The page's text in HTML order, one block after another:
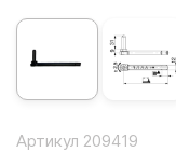
Артикул 209419